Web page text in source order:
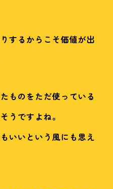
するからこそ価値が出
ものをただ使っている
うですよね。
いいという風にも思え